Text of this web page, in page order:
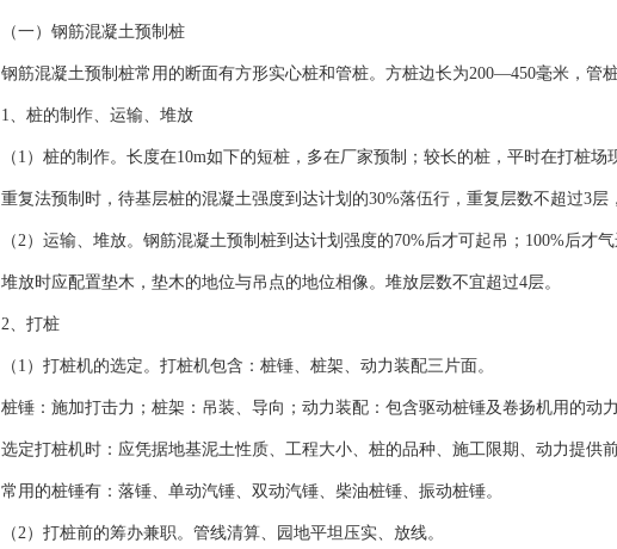
（一）钢筋混凝土预制桩
钢筋混凝土预制桩常用的断面有方形实心桩和管桩。方桩边长为200—450毫米，管
1、桩的制作、运输、堆放
（1）桩的制作。长度在10m如下的短桩，多在厂家预制；较长的桩，平时在打桩场
重复法预制时，待基层桩的混凝土强度到达计划的30%落伍行，重复层数不超过3层
（2）运输、堆放。钢筋混凝土预制桩到达计划强度的70%后才可起吊；100%后才气
堆放时应配置垫木，垫木的地位与吊点的地位相像。堆放层数不宜超过4层。
2、打桩
（1）打桩机的选定。打桩机包含：桩锤、桩架、动力装配三片面。
桩锤：施加打击力；桩架：吊装、导向；动力装配：包含驱动桩锤及卷扬机用的动力
选定打桩机时：应凭据地基泥土性质、工程大小、桩的品种、施工限期、动力提供
常用的桩锤有：落锤、单动汽锤、双动汽锤、柴油桩锤、振动桩锤。
（2）打桩前的筹办兼职。管线清算、园地平坦压实、放线。